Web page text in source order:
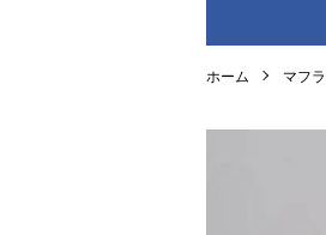
ホーム マフ